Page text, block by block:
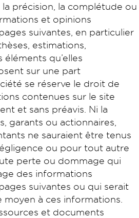
la précision, la complétude ou
et opinions
suivantes, en particulier
estimations,
qu’elles
sur une part
se réserve le droit de
contenues sur le site
et sans préavis. Ni la
garants ou actionnaires,
ne sauraient être tenus
ou pour tout autre
perte ou dommage qui
des informations
suivantes ou qui serait
à ces informations.
et documents